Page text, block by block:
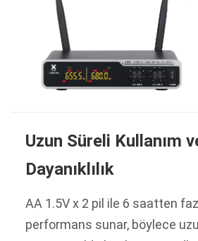
Uzun Süreli Kullanım
Dayanıklılık
AA 1.5V x 2 pil ile 6 saatten
performans sunar, böylece